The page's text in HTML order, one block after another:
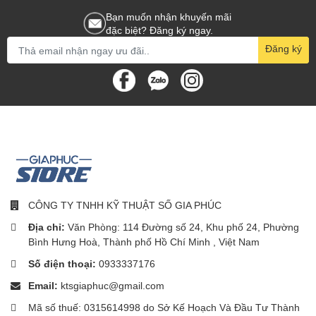
Tốc độ vòng quay: 16000~19000 vòng/phút
Bạn muốn nhận khuyến mãi
đặc biệt? Đăng ký ngay.
Đăng ký
CÔNG TY TNHH KỸ THUẬT SỐ GIA PHÚC
Địa chỉ: Văn Phòng: 114 Đường số 24, Khu phố 24, Phường
Bình Hưng Hoà, Thành phố Hồ Chí Minh , Việt Nam
Số điện thoại: 0933337176
Email: ktsgiaphuc@gmail.com
Mã số thuế: 0315614998 do Sở Kế Hoạch Và Đầu Tư Thành